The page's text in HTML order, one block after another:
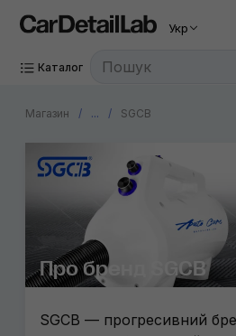
Укр
Каталог
Магазин ... SGCB
Про бренд SGCB
SGCB — прогресивний